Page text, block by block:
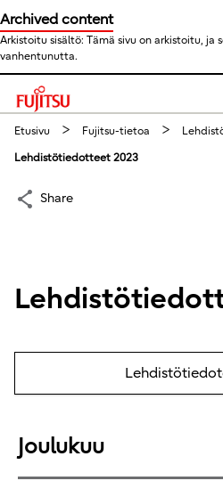
Archived content
Arkistoitu sisältö: Tämä sivu on arkistoitu, ja
vanhentunutta.
This is a skip link click here to
Etusivu Fujitsu-tietoa
Lehdistötiedotteet 2023
Share
Joulukuu